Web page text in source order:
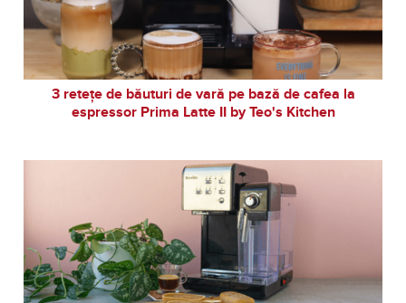
3 retețe de băuturi de vară pe bază de cafea la
espressor Prima Latte II by Teo's Kitchen